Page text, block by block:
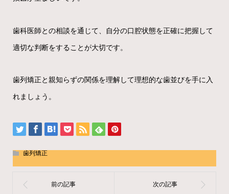
歯科医師との相談を通じて、自分の口腔状態を正確に把握して
適切な判断をすることが大切です。
歯列矯正と親知らずの関係を理解して理想的な歯並びを手に入
れましょう。
歯列矯正